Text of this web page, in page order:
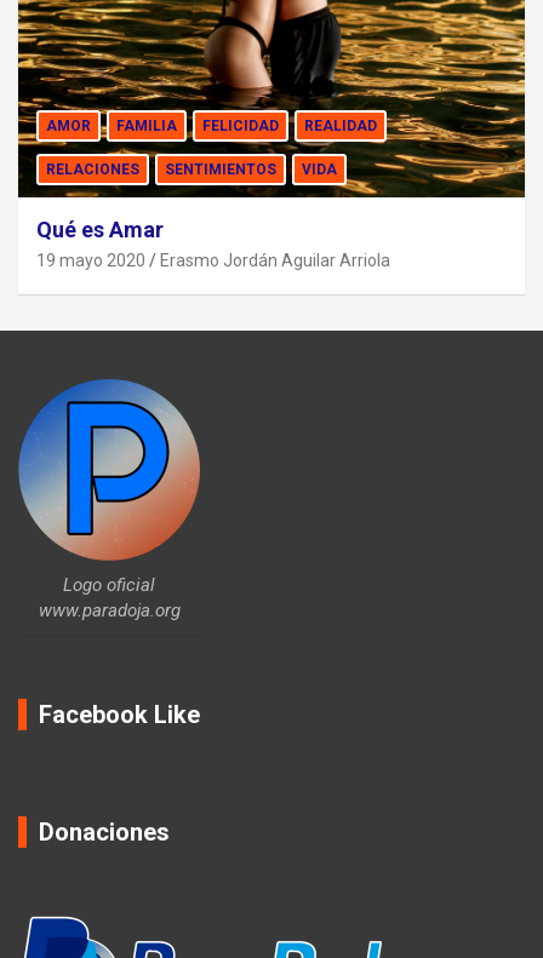
AMOR FAMILIA FELICIDAD REALIDAD
RELACIONES SENTIMIENTOS VIDA
Qué es Amar
19 mayo 2020 Erasmo Jordán Aguilar Arriola
Logo oficial
www.paradoja.org
Facebook Like
Donaciones